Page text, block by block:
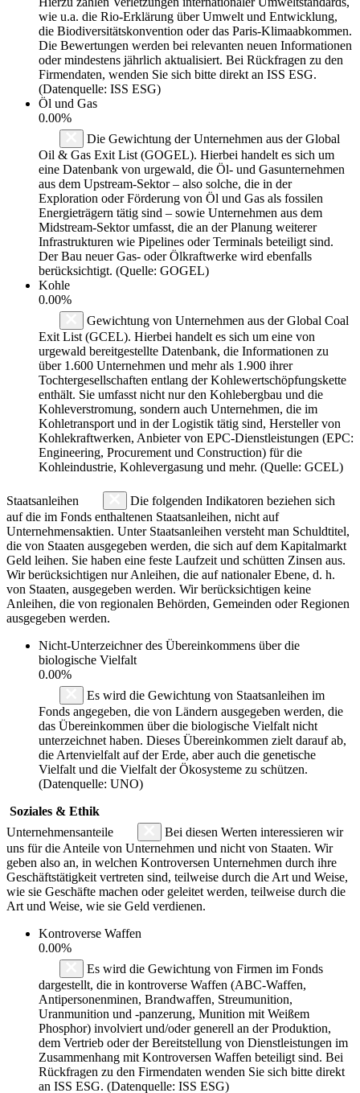
wie u.a. die Rio-Erklärung über Umwelt und Entwicklung,
die Biodiversitätskonvention oder das Paris-Klimaabkommen.
Die Bewertungen werden bei relevanten neuen Informationen
oder mindestens jährlich aktualisiert. Bei Rückfragen zu den
Firmendaten, wenden Sie sich bitte direkt an ISS ESG.
(Datenquelle: ISS ESG)
Öl und Gas
0.00%
Die Gewichtung der Unternehmen aus der Global
Oil & Gas Exit List (GOGEL). Hierbei handelt es sich um
eine Datenbank von urgewald, die Öl- und Gasunternehmen
aus dem Upstream-Sektor – also solche, die in der
Exploration oder Förderung von Öl und Gas als fossilen
Energieträgern tätig sind – sowie Unternehmen aus dem
Midstream-Sektor umfasst, die an der Planung weiterer
Infrastrukturen wie Pipelines oder Terminals beteiligt sind.
Der Bau neuer Gas- oder Ölkraftwerke wird ebenfalls
berücksichtigt. (Quelle: GOGEL)
Kohle
0.00%
Gewichtung von Unternehmen aus der Global Coal
Exit List (GCEL). Hierbei handelt es sich um eine von
urgewald bereitgestellte Datenbank, die Informationen zu
über 1.600 Unternehmen und mehr als 1.900 ihrer
Tochtergesellschaften entlang der Kohlewertschöpfungskette
enthält. Sie umfasst nicht nur den Kohlebergbau und die
Kohleverstromung, sondern auch Unternehmen, die im
Kohletransport und in der Logistik tätig sind, Hersteller von
Kohlekraftwerken, Anbieter von EPC-Dienstleistungen (EPC:
Engineering, Procurement und Construction) für die
Kohleindustrie, Kohlevergasung und mehr. (Quelle: GCEL)
Staatsanleihen
Die folgenden Indikatoren beziehen sich
auf die im Fonds enthaltenen Staatsanleihen, nicht auf
Unternehmensaktien. Unter Staatsanleihen versteht man Schuldtitel,
die von Staaten ausgegeben werden, die sich auf dem Kapitalmarkt
Geld leihen. Sie haben eine feste Laufzeit und schütten Zinsen aus.
Wir berücksichtigen nur Anleihen, die auf nationaler Ebene, d. h.
von Staaten, ausgegeben werden. Wir berücksichtigen keine
Anleihen, die von regionalen Behörden, Gemeinden oder Regionen
ausgegeben werden.
Nicht-Unterzeichner des Übereinkommens über die
biologische Vielfalt
0.00%
Es wird die Gewichtung von Staatsanleihen im
Fonds angegeben, die von Ländern ausgegeben werden, die
das Übereinkommen über die biologische Vielfalt nicht
unterzeichnet haben. Dieses Übereinkommen zielt darauf ab,
die Artenvielfalt auf der Erde, aber auch die genetische
Vielfalt und die Vielfalt der Ökosysteme zu schützen.
(Datenquelle: UNO)
Soziales & Ethik
Unternehmensanteile
Bei diesen Werten interessieren wir
uns für die Anteile von Unternehmen und nicht von Staaten. Wir
geben also an, in welchen Kontroversen Unternehmen durch ihre
Geschäftstätigkeit vertreten sind, teilweise durch die Art und Weise,
wie sie Geschäfte machen oder geleitet werden, teilweise durch die
Art und Weise, wie sie Geld verdienen.
Kontroverse Waffen
0.00%
Es wird die Gewichtung von Firmen im Fonds
dargestellt, die in kontroverse Waffen (ABC-Waffen,
Antipersonenminen, Brandwaffen, Streumunition,
Uranmunition und -panzerung, Munition mit Weißem
Phosphor) involviert und/oder generell an der Produktion,
dem Vertrieb oder der Bereitstellung von Dienstleistungen im
Zusammenhang mit Kontroversen Waffen beteiligt sind. Bei
Rückfragen zu den Firmendaten wenden Sie sich bitte direkt
an ISS ESG. (Datenquelle: ISS ESG)